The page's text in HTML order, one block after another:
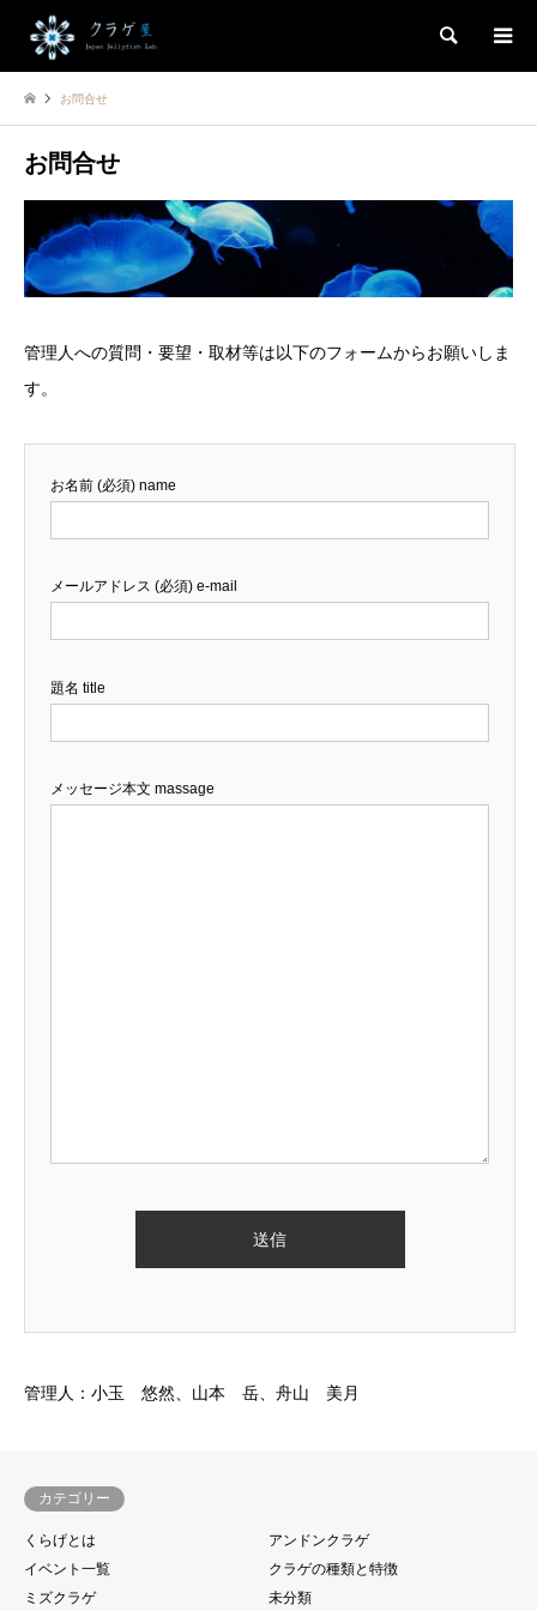
検索
お問合せ
お問合せ
管理人への質問・要望・取材等は以下のフォームからお願いしま
す。
お名前 (必須) name
メールアドレス (必須) e-mail
題名 title
メッセージ本文 massage
管理人：小玉 悠然、山本 岳、舟山 美月
カテゴリー
くらげとは
アンドンクラゲ
イベント一覧
クラゲの種類と特徴
ミズクラゲ
未分類